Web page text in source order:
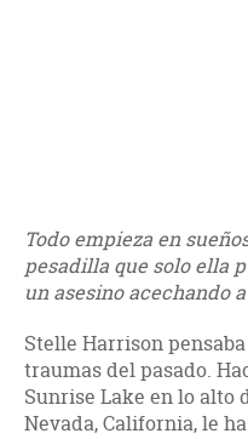
Todo empieza en
pesadilla que solo ella
un asesino acechando
Stelle Harrison
traumas del pasado.
Sunrise Lake en lo alto
Nevada, California, le